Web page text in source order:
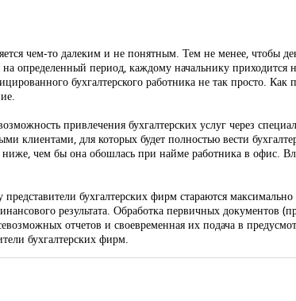
чем-то далеким и не понятным. Тем не менее, чтобы
определенный период, каждому начальнику приходится
бухгалтерского работника не так просто.
привлечения бухгалтерских услуг через
клиентами, для которых будет полностью вести
ниже, чем бы она обошлась при найме работника в офис.
бухгалтерских фирм стараются
результата. Обработка первичных документов
отчетов и своевременная их подача в
бухгалтерских фирм.